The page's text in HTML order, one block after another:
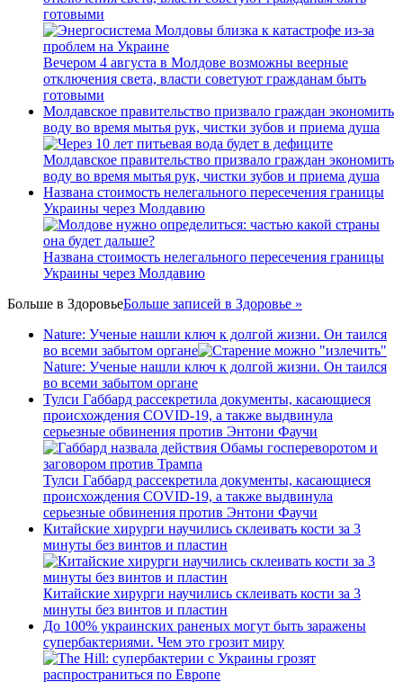
готовыми
Вечером 4 августа в Молдове возможны веерные
отключения света, власти советуют гражданам быть
готовыми
Молдавское правительство призвало граждан экономить
воду во время мытья рук, чистки зубов и приема душа
Молдавское правительство призвало граждан экономить
воду во время мытья рук, чистки зубов и приема душа
Названа стоимость нелегального пересечения границы
Украины через Молдавию
Названа стоимость нелегального пересечения границы
Украины через Молдавию
Больше в ЗдоровьеБольше записей в Здоровье »
Nature: Ученые нашли ключ к долгой жизни. Он таился
во всеми забытом органе
Nature: Ученые нашли ключ к долгой жизни. Он таился
во всеми забытом органе
Тулси Габбард рассекретила документы, касающиеся
происхождения COVID-19, а также выдвинула
серьезные обвинения против Энтони Фаучи
Тулси Габбард рассекретила документы, касающиеся
происхождения COVID-19, а также выдвинула
серьезные обвинения против Энтони Фаучи
Китайские хирурги научились склеивать кости за 3
минуты без винтов и пластин
Китайские хирурги научились склеивать кости за 3
минуты без винтов и пластин
До 100% украинских раненых могут быть заражены
супербактериями. Чем это грозит миру